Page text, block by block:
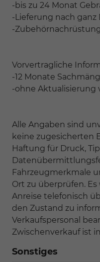
-bis zu 24 Monat
-Lieferung nach ganz
-
Vorvertragliche
-12 Monate
-ohne Aktualisierung
Alle Angaben sind
keine zugesicherten
Haftung für Druck,
Fahrzeugmerkmale
Ort zu überprüfen.
Anreise telefonisch
den Zustand zu
Verkaufspersonal
Zwischenverkauf ist
Sonstiges